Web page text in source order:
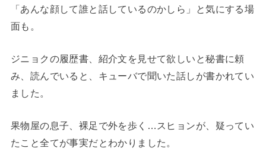
「あんな顔して誰と話しているのかしら」と気にする場
面も。
ジニョクの履歴書、紹介文を見せて欲しいと秘書に頼
み、読んでいると、キューバで聞いた話しが書かれてい
ました。
果物屋の息子、裸足で外を歩く…スヒョンが、疑ってい
たこと全てが事実だとわかりました。